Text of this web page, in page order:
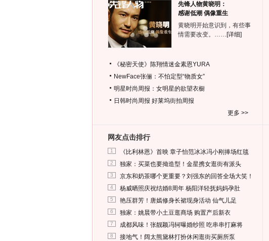
先锋人物黄晓明：
感谢低潮 偶像重生
黄晓明开始意识到，有些事
情需要改变。…… [详细]
《秘密天使》陈翔情迷金素恩YURA
NewFace张俪：不怕定型“物质女”
明星时尚周报：女明星的欲望衣橱
日韩时尚周报 好莱坞街拍周报
更多 >>
网友点击排行
1 《比利林恩》首映 章子怡范冰冰冯小刚捧场红毯
2 独家：买菜也要拗造型！金星携女逛街有派头
3 京东和奶茶哪个更重要？刘强东的回答全场大笑！
4 杨威晒照庆祝结婚8周年 杨阳洋轻抚妈妈孕肚
5 艳压群芳！唐嫣修身长裙现身活动 仙气儿足
6 独家：姚晨带小土豆逛商场 购置产后新衣
7 成都风味！张靓颖冯轲曝婚纱照 吃串串打麻将
8 接地气！阔太熊黛林打扮休闲逛街买厕所泵